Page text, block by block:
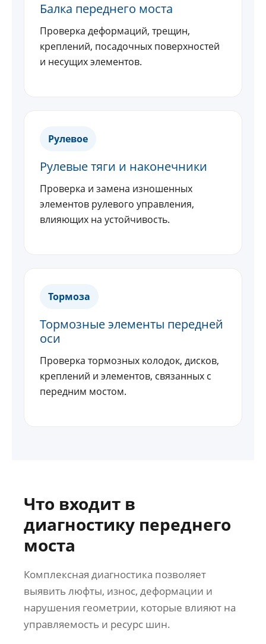
Балка переднего моста
Проверка деформаций, трещин,
креплений, посадочных поверхностей
и несущих элементов.
Рулевое
Рулевые тяги и наконечники
Проверка и замена изношенных
элементов рулевого управления,
влияющих на устойчивость.
Тормоза
Тормозные элементы передней
оси
Проверка тормозных колодок, дисков,
креплений и элементов, связанных с
передним мостом.
Что входит в
диагностику переднего
моста
Комплексная диагностика позволяет
выявить люфты, износ, деформации и
нарушения геометрии, которые влияют на
управляемость и ресурс шин.